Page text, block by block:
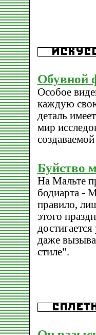
Обувной
Особое
каждую
деталь
мир
Буйство
На Мальте
бодиарта -
правило,
этого
даже
стиле".